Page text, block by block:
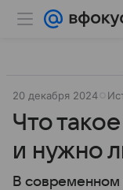
20 декабря 2024
Что
и нужно
В современном